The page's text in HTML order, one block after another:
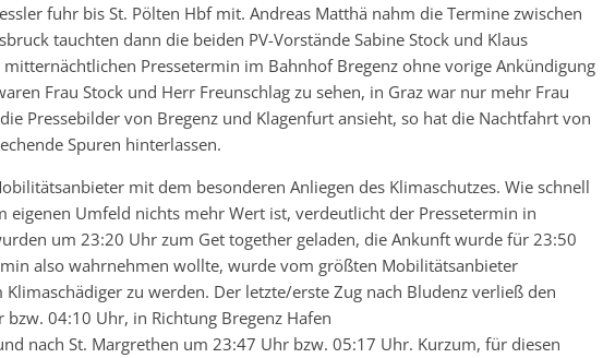
fuhr bis St. Pölten Hbf mit. Andreas Matthä nahm die Termine zwischen
tauchten dann die beiden PV-Vorstände Sabine Stock und Klaus
Pressetermin im Bahnhof Bregenz ohne vorige Ankündigung
Frau Stock und Herr Freunschlag zu sehen, in Graz war nur mehr Frau
Pressebilder von Bregenz und Klagenfurt ansieht, so hat die Nachtfahrt von
Spuren hinterlassen.
mit dem besonderen Anliegen des Klimaschutzes. Wie schnell
eigenen Umfeld nichts mehr Wert ist, verdeutlicht der Pressetermin in
um 23:20 Uhr zum Get together geladen, die Ankunft wurde für 23:50
also wahrnehmen wollte, wurde vom größten Mobilitätsanbieter
zu werden. Der letzte/erste Zug nach Bludenz verließ den
04:10 Uhr, in Richtung Bregenz Hafen
nach St. Margrethen um 23:47 Uhr bzw. 05:17 Uhr. Kurzum, für diesen